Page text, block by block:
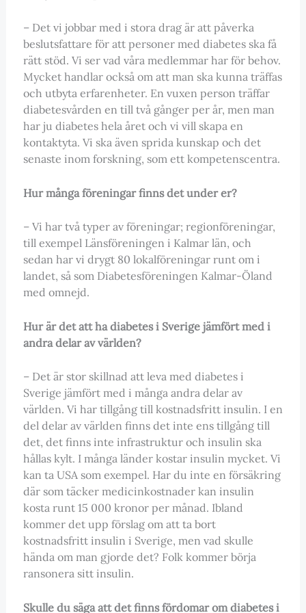
– Det vi jobbar med i stora drag är att påverka
beslutsfattare för att personer med diabetes ska få
rätt stöd. Vi ser vad våra medlemmar har för behov.
Mycket handlar också om att man ska kunna träffas
och utbyta erfarenheter. En vuxen person träffar
diabetesvården en till två gånger per år, men man
har ju diabetes hela året och vi vill skapa en
kontaktyta. Vi ska även sprida kunskap och det
senaste inom forskning, som ett kompetenscentra.
Hur många föreningar finns det under er?
– Vi har två typer av föreningar; regionföreningar,
till exempel Länsföreningen i Kalmar län, och
sedan har vi drygt 80 lokalföreningar runt om i
landet, så som Diabetesföreningen Kalmar-Öland
med omnejd.
Hur är det att ha diabetes i Sverige jämfört med i
andra delar av världen?
– Det är stor skillnad att leva med diabetes i
Sverige jämfört med i många andra delar av
världen. Vi har tillgång till kostnadsfritt insulin. I en
del delar av världen finns det inte ens tillgång till
det, det finns inte infrastruktur och insulin ska
hållas kylt. I många länder kostar insulin mycket. Vi
kan ta USA som exempel. Har du inte en försäkring
där som täcker medicinkostnader kan insulin
kosta runt 15 000 kronor per månad. Ibland
kommer det upp förslag om att ta bort
kostnadsfritt insulin i Sverige, men vad skulle
hända om man gjorde det? Folk kommer börja
ransonera sitt insulin.
Skulle du säga att det finns fördomar om diabetes i